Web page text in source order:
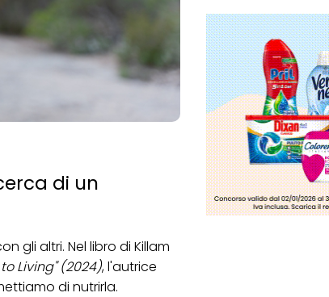
di un
gli altri. Nel libro di Killam
Living" (2024), l'autrice
di nutrirla.